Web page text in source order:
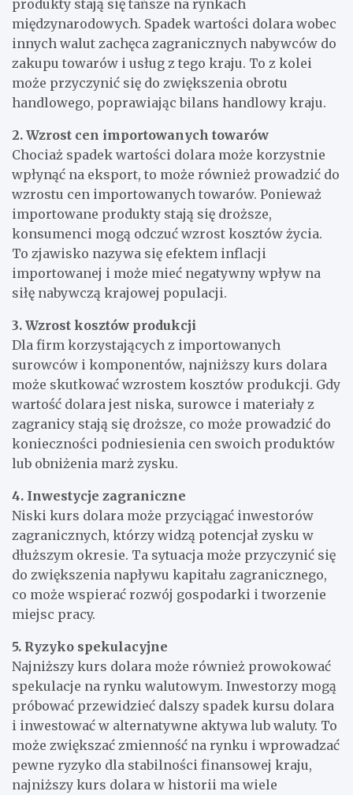
produkty stają się tańsze na rynkach
międzynarodowych. Spadek wartości dolara wobec
innych walut zachęca zagranicznych nabywców do
zakupu towarów i usług z tego kraju. To z kolei
może przyczynić się do zwiększenia obrotu
handlowego, poprawiając bilans handlowy kraju.
2. Wzrost cen importowanych towarów
Chociaż spadek wartości dolara może korzystnie
wpłynąć na eksport, to może również prowadzić do
wzrostu cen importowanych towarów. Ponieważ
importowane produkty stają się droższe,
konsumenci mogą odczuć wzrost kosztów życia.
To zjawisko nazywa się efektem inflacji
importowanej i może mieć negatywny wpływ na
siłę nabywczą krajowej populacji.
3. Wzrost kosztów produkcji
Dla firm korzystających z importowanych
surowców i komponentów, najniższy kurs dolara
może skutkować wzrostem kosztów produkcji. Gdy
wartość dolara jest niska, surowce i materiały z
zagranicy stają się droższe, co może prowadzić do
konieczności podniesienia cen swoich produktów
lub obniżenia marż zysku.
4. Inwestycje zagraniczne
Niski kurs dolara może przyciągać inwestorów
zagranicznych, którzy widzą potencjał zysku w
dłuższym okresie. Ta sytuacja może przyczynić się
do zwiększenia napływu kapitału zagranicznego,
co może wspierać rozwój gospodarki i tworzenie
miejsc pracy.
5. Ryzyko spekulacyjne
Najniższy kurs dolara może również prowokować
spekulacje na rynku walutowym. Inwestorzy mogą
próbować przewidzieć dalszy spadek kursu dolara
i inwestować w alternatywne aktywa lub waluty. To
może zwiększać zmienność na rynku i wprowadzać
pewne ryzyko dla stabilności finansowej kraju,
najniższy kurs dolara w historii ma wiele